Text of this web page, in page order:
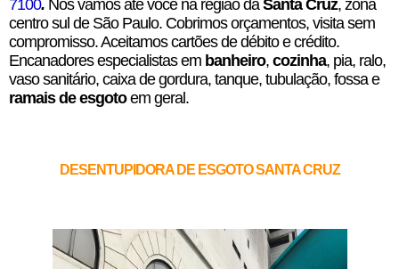
7100. Nós vamos até você na região daSanta Cruz, zona
centro sul de São Paulo. Cobrimos orçamentos, visita sem
compromisso. Aceitamos cartões de débito e crédito.
Encanadores especialistas em banheiro, cozinha, pia, ralo,
vaso sanitário, caixa de gordura, tanque, tubulação, fossa e
ramais de esgotoem geral.
DESENTUPIDORA DE ESGOTO SANTA CRUZ